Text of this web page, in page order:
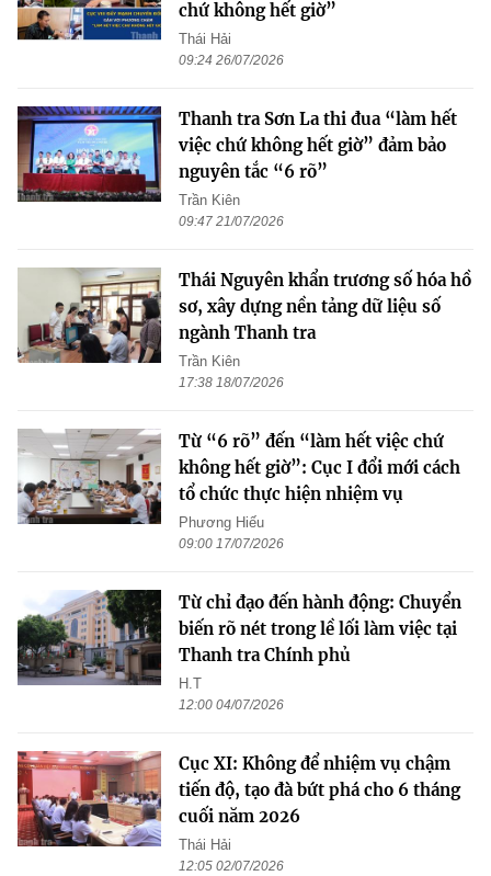
chứ không hết giờ”
Thái Hải
09:24 26/07/2026
Thanh tra Sơn La thi đua “làm hết
việc chứ không hết giờ” đảm bảo
nguyên tắc “6 rõ”
Trần Kiên
09:47 21/07/2026
Thái Nguyên khẩn trương số hóa hồ
sơ, xây dựng nền tảng dữ liệu số
ngành Thanh tra
Trần Kiên
17:38 18/07/2026
Từ “6 rõ” đến “làm hết việc chứ
không hết giờ”: Cục I đổi mới cách
tổ chức thực hiện nhiệm vụ
Phương Hiếu
09:00 17/07/2026
Từ chỉ đạo đến hành động: Chuyển
biến rõ nét trong lề lối làm việc tại
Thanh tra Chính phủ
H.T
12:00 04/07/2026
Cục XI: Không để nhiệm vụ chậm
tiến độ, tạo đà bứt phá cho 6 tháng
cuối năm 2026
Thái Hải
12:05 02/07/2026